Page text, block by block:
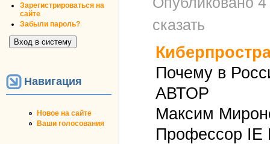
Зарегистрироваться на
сайте
Забыли пароль?
Навигация
Новое на сайте
Ваши голосования
сказать
Почему в
АВТОР
Максим
Профессор IE